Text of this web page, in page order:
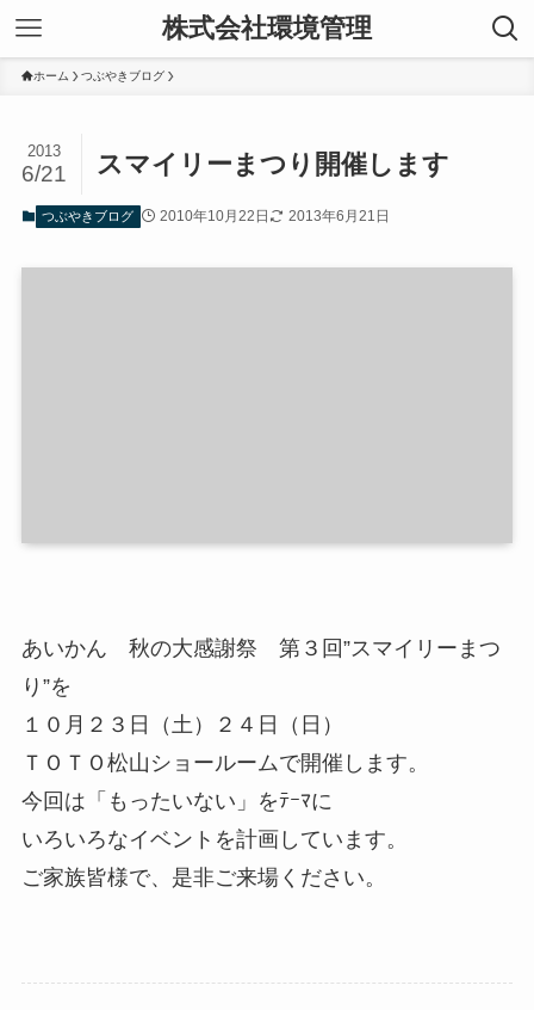
株式会社環境管理
ホーム つぶやきブログ
スマイリーまつり開催します
2013
6/21
つぶやきブログ 2010年10月22日 2013年6月21日
あいかん 秋の大感謝祭 第３回”スマイリーまつ
り”を
１０月２３日（土）２４日（日）
ＴＯＴＯ松山ショールームで開催します。
今回は「もったいない」をﾃｰﾏに
いろいろなイベントを計画しています。
ご家族皆様で、是非ご来場ください。